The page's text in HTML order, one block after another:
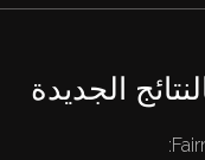
قيد الإنشاء
الجديدة